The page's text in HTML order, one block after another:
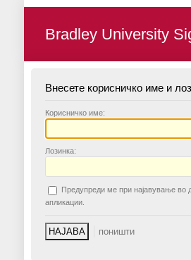
Bradley University
Внесете корисничко име и
Корисничко име:
Лозинка:
Предупреди ме при најавување во
апликации.